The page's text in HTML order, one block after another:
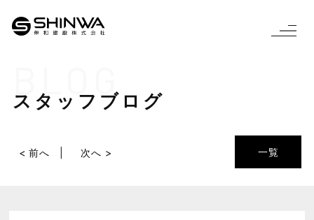
BLOG
スタッフブログ
一覧
< 前へ 次へ >